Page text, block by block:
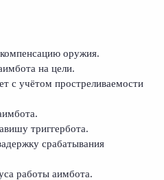
оружия.
на цели.
с учётом простреливаемости
триггербота.
срабатывания
работы аимбота.